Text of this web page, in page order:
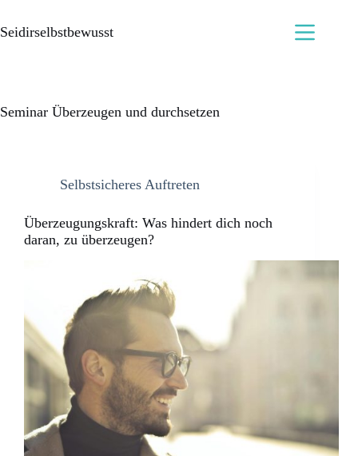
Seidirselbstbewusst
Seminar Überzeugen und durchsetzen
Selbstsicheres Auftreten
Überzeugungskraft: Was hindert dich noch
daran, zu überzeugen?